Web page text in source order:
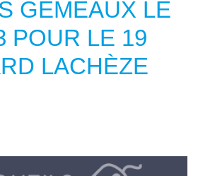
GEMEAUX LE
POUR LE 19
LACHÈZE